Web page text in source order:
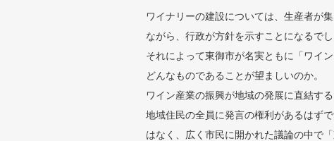
ワイナリーの建設については、生産者が
ながら、行政が方針を示すことになるで
それによって東御市が名実ともに「ワイ
どんなものであることが望ましいのか。
ワイン産業の振興が地域の発展に直結す
地域住民の全員に発言の権利があるはず
はなく、広く市民に開かれた議論の中で